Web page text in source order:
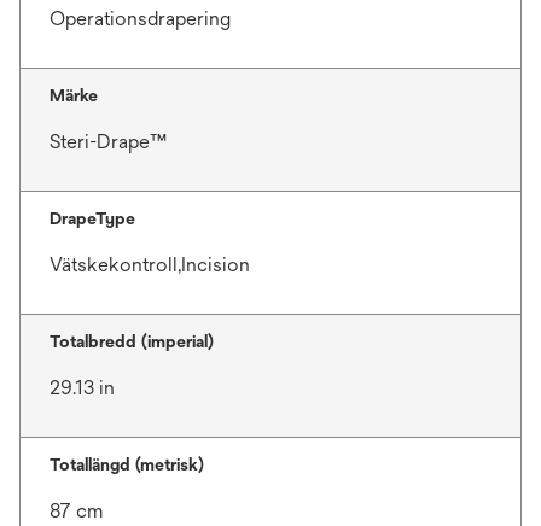
Operationsdrapering
Märke
Steri-Drape™
DrapeType
Vätskekontroll,Incision
Totalbredd (imperial)
29.13 in
Totallängd (metrisk)
87 cm